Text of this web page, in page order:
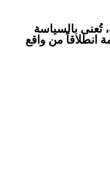
تُعنى بالسياسة
انطلاقاً من واقع